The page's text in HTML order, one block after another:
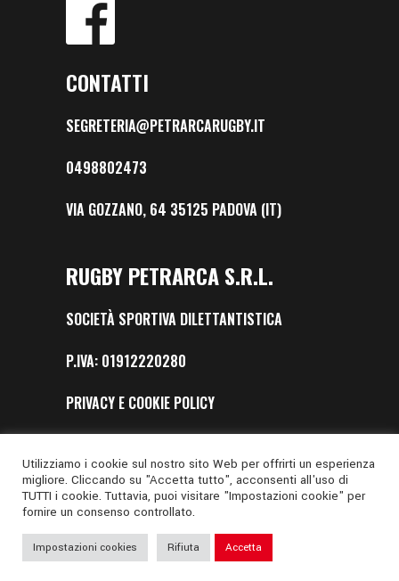
CONTATTI
SEGRETERIA@PETRARCARUGBY.IT
0498802473
VIA GOZZANO, 64 35125 PADOVA (IT)
RUGBY PETRARCA S.R.L.
SOCIETÀ SPORTIVA DILETTANTISTICA
P.IVA: 01912220280
PRIVACY E COOKIE POLICY
Web Design by Digital Nation
Utilizziamo i cookie sul nostro sito Web per offrirti un esperienza
migliore. Cliccando su "Accetta tutto", acconsenti all'uso di
TUTTI i cookie. Tuttavia, puoi visitare "Impostazioni cookie" per
fornire un consenso controllato.
Impostazioni cookies Rifiuta Accetta